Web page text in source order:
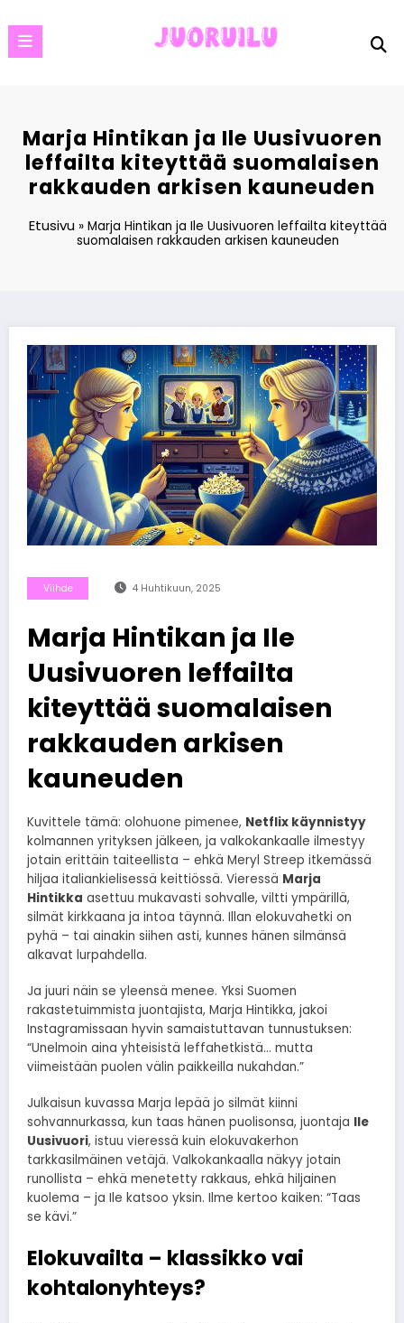
to
content
Marja Hintikan ja Ile Uusivuoren
leffailta kiteyttää suomalaisen
rakkauden arkisen kauneuden
Etusivu »Marja Hintikan ja Ile Uusivuoren leffailta kiteyttää
suomalaisen rakkauden arkisen kauneuden
Viihde 4 Huhtikuun, 2025
Marja Hintikan ja Ile
Uusivuoren leffailta
kiteyttää suomalaisen
rakkauden arkisen
kauneuden
Kuvittele tämä: olohuone pimenee, Netflix käynnistyy
kolmannen yrityksen jälkeen, ja valkokankaalle ilmestyy
jotain erittäin taiteellista – ehkä Meryl Streep itkemässä
hiljaa italiankielisessä keittiössä. Vieressä Marja
Hintikka asettuu mukavasti sohvalle, viltti ympärillä,
silmät kirkkaana ja intoa täynnä. Illan elokuvahetki on
pyhä – tai ainakin siihen asti, kunnes hänen silmänsä
alkavat lurpahdella.
Ja juuri näin se yleensä menee. Yksi Suomen
rakastetuimmista juontajista, Marja Hintikka, jakoi
Instagramissaan hyvin samaistuttavan tunnustuksen:
“Unelmoin aina yhteisistä leffahetkistä… mutta
viimeistään puolen välin paikkeilla nukahdan.”
Julkaisun kuvassa Marja lepää jo silmät kiinni
sohvannurkassa, kun taas hänen puolisonsa, juontaja Ile
Uusivuori, istuu vieressä kuin elokuvakerhon
tarkkasilmäinen vetäjä. Valkokankaalla näkyy jotain
runollista – ehkä menetetty rakkaus, ehkä hiljainen
kuolema – ja Ile katsoo yksin. Ilme kertoo kaiken: “Taas
se kävi.”
Elokuvailta – klassikko vai
kohtalonyhteys?